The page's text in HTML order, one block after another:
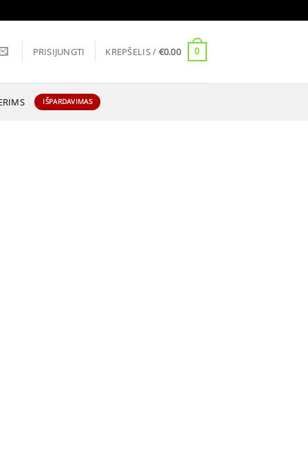
PRISIJUNGTI KREPŠELIS / €0.00 0
IŠPARDAVIMAS